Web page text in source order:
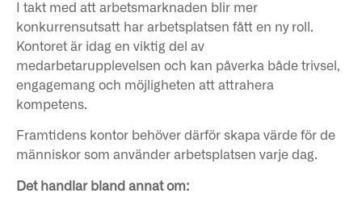
I takt med att arbetsmarknaden blir mer
konkurrensutsatt har arbetsplatsen fått en ny roll.
Kontoret är idag en viktig del av
medarbetarupplevelsen och kan påverka både trivsel,
engagemang och möjligheten att attrahera
kompetens.
Framtidens kontor behöver därför skapa värde för de
människor som använder arbetsplatsen varje dag.
Det handlar bland annat om: